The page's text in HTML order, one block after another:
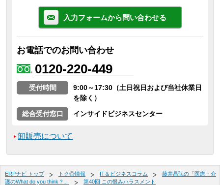
入力フォームから問い合わせる
お電話でのお問い合わせ
0120-220-449
受付時間
9:00～17:30（土日祝日および当社休業日
を除く）
総合受付窓口
インサイドビジネスセンター
卸販売について
ERPナビ トップ トク◎情報 IT＆ビジネスコラム
藤井昌弘の「医療・介
護のWhat do you think？」
第40回 この恨みハラスメント